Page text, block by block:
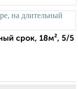
срок, 18м², 5/5